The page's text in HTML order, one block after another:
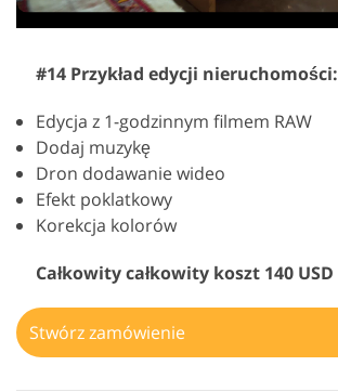
#14 Przykład edycji nieruchomości:
Edycja z 1-godzinnym filmem RAW
Dodaj muzykę
Dron dodawanie wideo
Efekt poklatkowy
Korekcja kolorów
Całkowity całkowity koszt 140 USD
Stwórz zamówienie